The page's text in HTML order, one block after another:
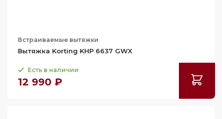
112.5
113.5
114
115
Встраиваемые вытяжки
Вытяжка Korting KHP 6637 GWX
Есть в наличии
12 990 ₽